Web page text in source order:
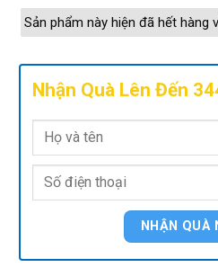
Sản phẩm này hiện đã hết hàng
Nhận Quà Lên Đến